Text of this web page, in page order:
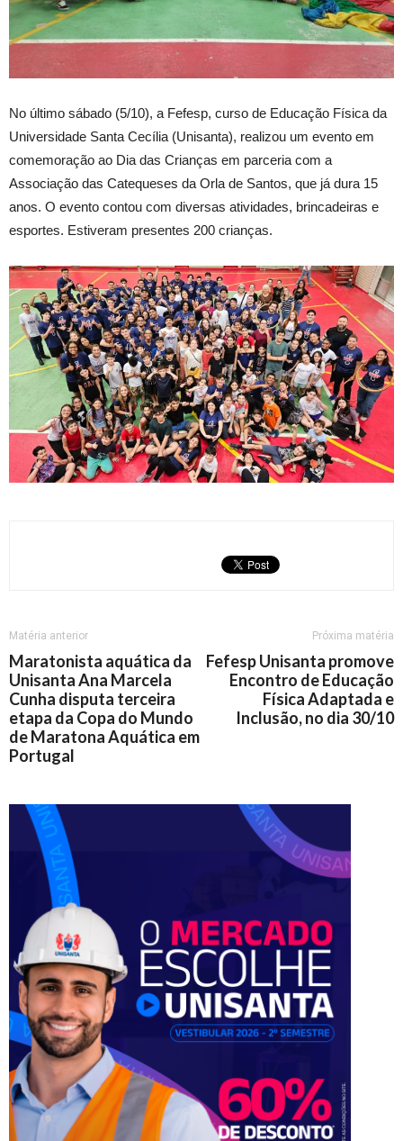
No último sábado (5/10), a Fefesp, curso de Educação Física da
Universidade Santa Cecília (Unisanta), realizou um evento em
comemoração ao Dia das Crianças em parceria com a
Associação das Catequeses da Orla de Santos, que já dura 15
anos. O evento contou com diversas atividades, brincadeiras e
esportes. Estiveram presentes 200 crianças.
Matéria anterior
Maratonista aquática da
Unisanta Ana Marcela
Cunha disputa terceira
etapa da Copa do Mundo
de Maratona Aquática em
Portugal
Próxima matéria
Fefesp Unisanta promove
Encontro de Educação
Física Adaptada e
Inclusão, no dia 30/10